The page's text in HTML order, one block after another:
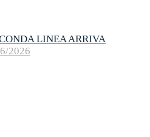
LINEA ARRIVA
2026